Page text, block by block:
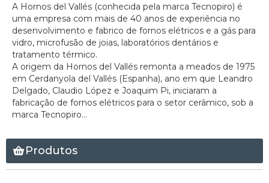
A Hornos del Vallés (conhecida pela marca Tecnopiro) é
uma empresa com mais de 40 anos de experiência no
desenvolvimento e fabrico de fornos elétricos e a gás para
vidro, microfusão de joias, laboratórios dentários e
tratamento térmico.
A origem da Hornos del Vallés remonta a meados de 1975
em Cerdanyola del Vallés (Espanha), ano em que Leandro
Delgado, Claudio López e Joaquim Pi, iniciaram a
fabricação de fornos elétricos para o setor cerâmico, sob a
marca Tecnopiro...
Produtos